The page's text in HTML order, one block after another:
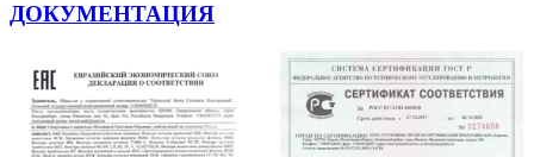
ДОКУМЕНТАЦИЯ